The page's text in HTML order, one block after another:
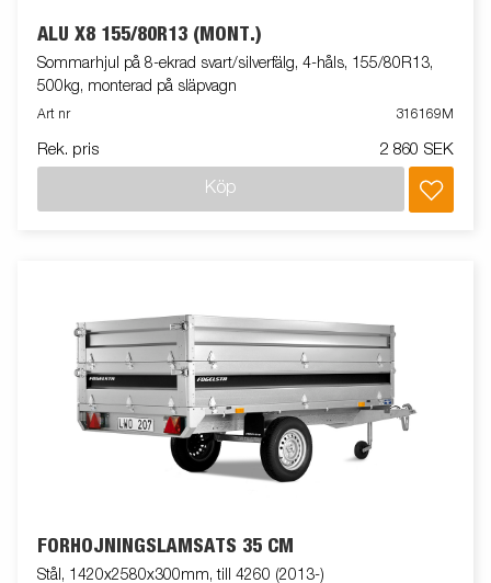
ALU X8 155/80R13 (MONT.)
Sommarhjul på 8-ekrad svart/silverfälg, 4-håls, 155/80R13,
500kg, monterad på släpvagn
Art nr 316169M
Rek. pris 2 860 SEK
Köp
FÖRHÖJNINGSLÄMSATS 35 CM
Stål, 1420x2580x300mm, till 4260 (2013-)